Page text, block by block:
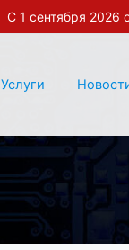
С 1 сентября 2026
Услуги